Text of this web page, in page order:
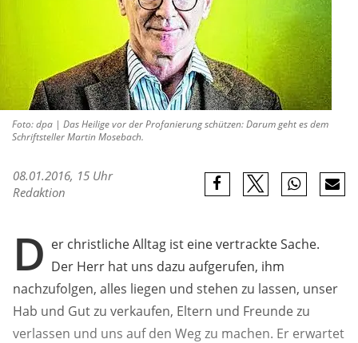
Foto: dpa | Das Heilige vor der Profanierung schützen: Darum geht es dem
Schriftsteller Martin Mosebach.
08.01.2016, 15 Uhr
Redaktion
D er christliche Alltag ist eine vertrackte Sache.
Der Herr hat uns dazu aufgerufen, ihm
nachzufolgen, alles liegen und stehen zu lassen, unser
Hab und Gut zu verkaufen, Eltern und Freunde zu
verlassen und uns auf den Weg zu machen. Er erwartet